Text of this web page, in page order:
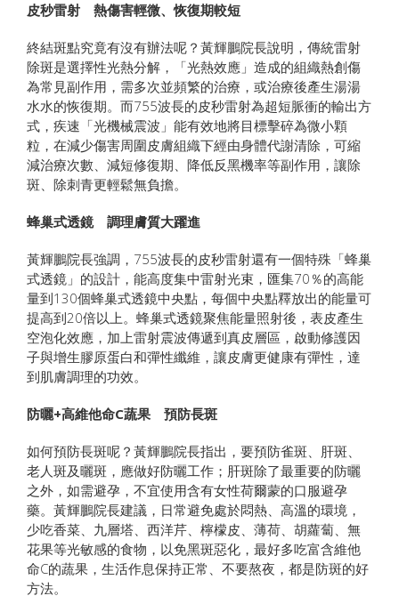
皮秒雷射 熱傷害輕微、恢復期較短
終結斑點究竟有沒有辦法呢？黃輝鵬院長說明，傳統雷射
除斑是選擇性光熱分解，「光熱效應」造成的組織熱創傷
為常見副作用，需多次並頻繁的治療，或治療後產生湯湯
水水的恢復期。而755波長的皮秒雷射為超短脈衝的輸出方
式，疾速「光機械震波」能有效地將目標擊碎為微小顆
粒，在減少傷害周圍皮膚組織下經由身體代謝清除，可縮
減治療次數、減短修復期、降低反黑機率等副作用，讓除
斑、除刺青更輕鬆無負擔。
蜂巢式透鏡 調理膚質大躍進
黃輝鵬院長強調，755波長的皮秒雷射還有一個特殊「蜂巢
式透鏡」的設計，能高度集中雷射光束，匯集70％的高能
量到130個蜂巢式透鏡中央點，每個中央點釋放出的能量可
提高到20倍以上。蜂巢式透鏡聚焦能量照射後，表皮產生
空泡化效應，加上雷射震波傳遞到真皮層區，啟動修護因
子與增生膠原蛋白和彈性纖維，讓皮膚更健康有彈性，達
到肌膚調理的功效。
防曬+高維他命C蔬果 預防長斑
如何預防長斑呢？黃輝鵬院長指出，要預防雀斑、肝斑、
老人斑及曬斑，應做好防曬工作；肝斑除了最重要的防曬
之外，如需避孕，不宜使用含有女性荷爾蒙的口服避孕
藥。黃輝鵬院長建議，日常避免處於悶熱、高溫的環境，
少吃香菜、九層塔、西洋芹、檸檬皮、薄荷、胡蘿蔔、無
花果等光敏感的食物，以免黑斑惡化，最好多吃富含維他
命C的蔬果，生活作息保持正常、不要熬夜，都是防斑的好
方法。